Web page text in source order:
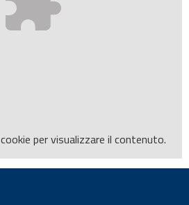
cookie per visualizzare il contenuto.